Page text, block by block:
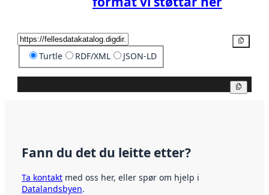
Turtle RDF/XML JSON-LD
Fann du det du leitte etter?
Ta kontakt med oss her, eller spør om hjelp i
Datalandsbyen.